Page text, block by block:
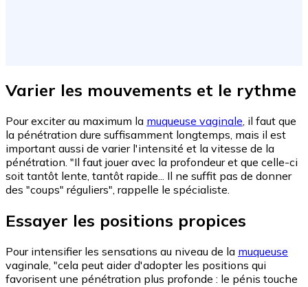
Varier les mouvements et le rythme
Pour exciter au maximum la muqueuse vaginale , il faut que
la pénétration dure suffisamment longtemps, mais il est
important aussi de varier l'intensité et la vitesse de la
pénétration. "Il faut jouer avec la profondeur et que celle-ci
soit tantôt lente, tantôt rapide... Il ne suffit pas de donner
des "coups" réguliers", rappelle le spécialiste.
Essayer les positions propices
Pour intensifier les sensations au niveau de la muqueuse
vaginale, "cela peut aider d'adopter les positions qui
favorisent une pénétration plus profonde : le pénis touche